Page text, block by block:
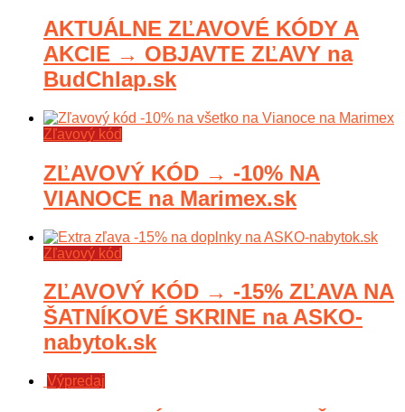
AKTUÁLNE ZĽAVOVÉ KÓDY A
AKCIE → OBJAVTE ZĽAVY na
BudChlap.sk
Zľavový kód
ZĽAVOVÝ KÓD → -10% NA
VIANOCE na Marimex.sk
Zľavový kód
ZĽAVOVÝ KÓD → -15% ZĽAVA NA
ŠATNÍKOVÉ SKRINE na ASKO-
nabytok.sk
Výpredaj